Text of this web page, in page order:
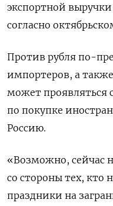
экспортной
согласно
Против рубля по-
импортеров, а
может проявляться
по покупке
Россию.
«Возможно, сейчас
со стороны тех, кто
праздники на